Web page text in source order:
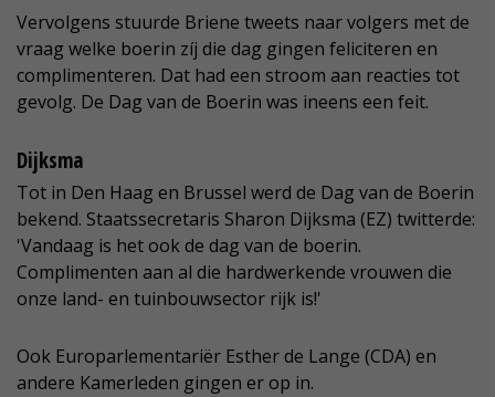
Vervolgens stuurde Briene tweets naar volgers met de
vraag welke boerin zíj die dag gingen feliciteren en
complimenteren. Dat had een stroom aan reacties tot
gevolg. De Dag van de Boerin was ineens een feit.
Dijksma
Tot in Den Haag en Brussel werd de Dag van de Boerin
bekend. Staatssecretaris Sharon Dijksma (EZ) twitterde:
'Vandaag is het ook de dag van de boerin.
Complimenten aan al die hardwerkende vrouwen die
onze land- en tuinbouwsector rijk is!'
Ook Europarlementariër Esther de Lange (CDA) en
andere Kamerleden gingen er op in.